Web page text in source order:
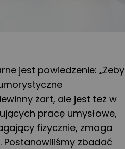
jest powiedzenie: „Żeby
żart, ale jest też w
pracę umysłowe,
fizycznie, zmaga
Postanowiliśmy zbadać